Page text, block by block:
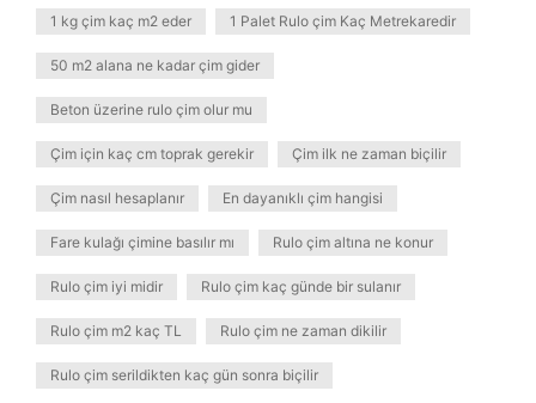
1 kg çim kaç m2 eder 1 Palet Rulo çim Kaç Metrekaredir
50 m2 alana ne kadar çim gider
Beton üzerine rulo çim olur mu
Çim için kaç cm toprak gerekir Çim ilk ne zaman biçilir
Çim nasıl hesaplanır En dayanıklı çim hangisi
Fare kulağı çimine basılır mı Rulo çim altına ne konur
Rulo çim iyi midir Rulo çim kaç günde bir sulanır
Rulo çim m2 kaç TL Rulo çim ne zaman dikilir
Rulo çim serildikten kaç gün sonra biçilir